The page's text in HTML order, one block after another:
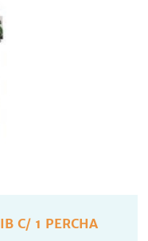
C/ 1 PERCHA